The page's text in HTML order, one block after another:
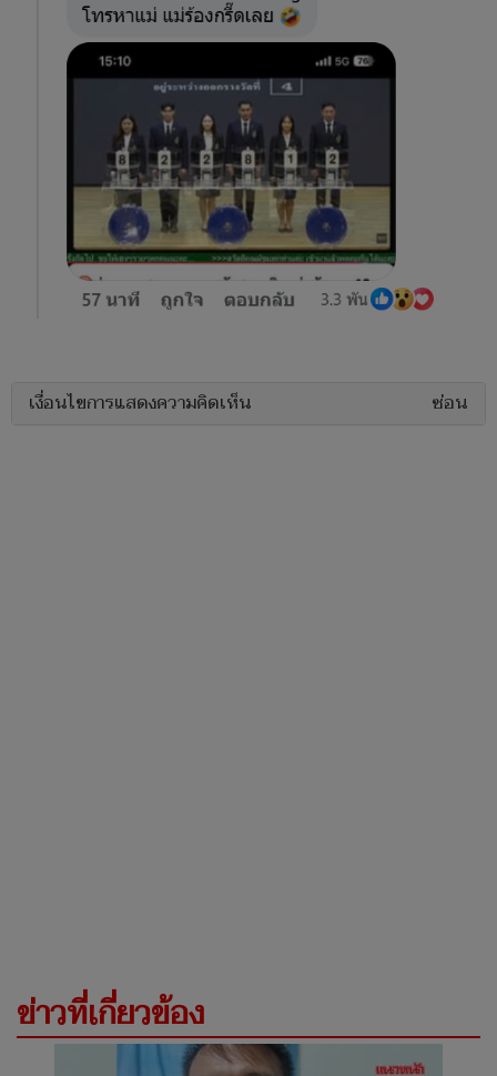
เงื่อนไขการแสดงความคิดเห็น ซ่อน
ข่าวที่เกี่ยวข้อง